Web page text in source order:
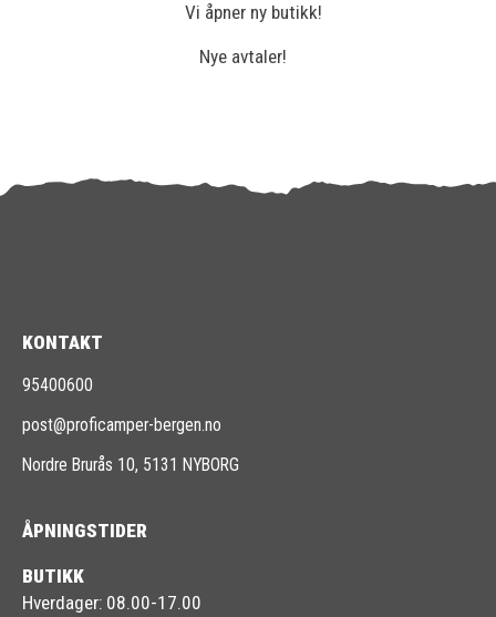
Vi åpner ny butikk!
Nye avtaler!
KONTAKT
95400600
post@proficamper-bergen.no
Nordre Brurås 10, 5131 NYBORG
ÅPNINGSTIDER
BUTIKK
Hverdager: 08.00-17.00